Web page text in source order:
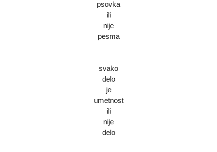
psovka
ili
nije
pesma
svako
delo
je
umetnost
ili
nije
delo